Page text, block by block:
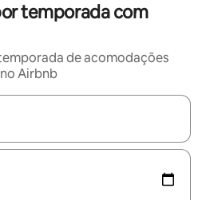
temporada com
de acomodações
Airbnb
disponíveis, explore-os